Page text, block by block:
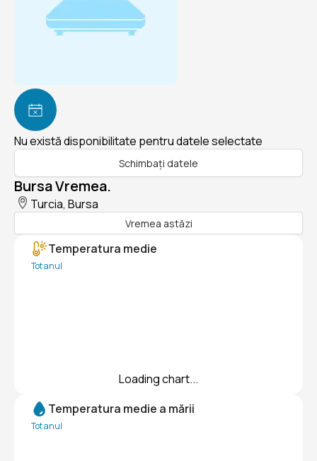
Nu există disponibilitate pentru datele selectate
Schimbați datele
Bursa Vremea.
Turcia, Bursa
Vremea astăzi
Temperatura medie
Tot anul
Loading chart...
Temperatura medie a mării
Tot anul